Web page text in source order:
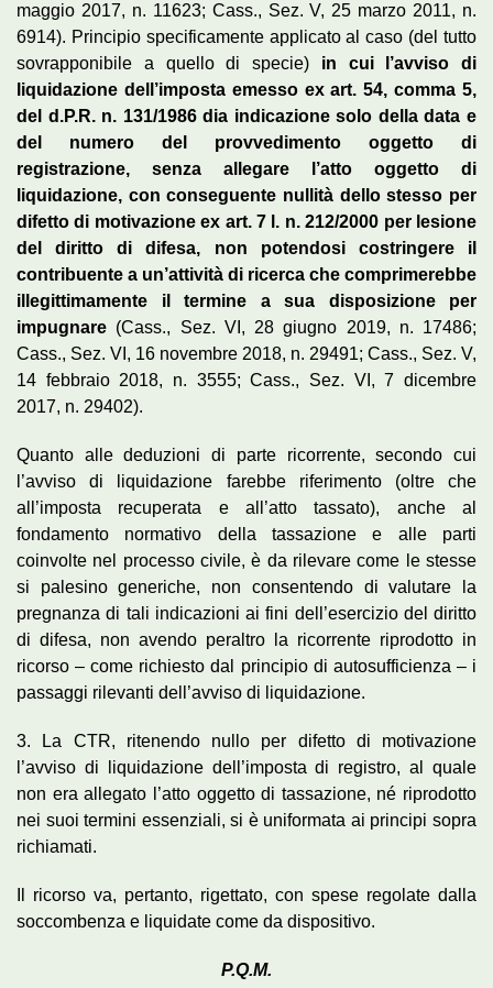
maggio 2017, n. 11623; Cass., Sez. V, 25 marzo 2011, n.
6914). Principio specificamente applicato al caso (del tutto
sovrapponibile a quello di specie) in cui l’avviso di
liquidazione dell’imposta emesso ex art. 54, comma 5,
del d.P.R. n. 131/1986 dia indicazione solo della data e
del numero del provvedimento oggetto di
registrazione, senza allegare l’atto oggetto di
liquidazione, con conseguente nullità dello stesso per
difetto di motivazione ex art. 7 l. n. 212/2000 per lesione
del diritto di difesa, non potendosi costringere il
contribuente a un’attività di ricerca che comprimerebbe
illegittimamente il termine a sua disposizione per
impugnare (Cass., Sez. VI, 28 giugno 2019, n. 17486;
Cass., Sez. VI, 16 novembre 2018, n. 29491; Cass., Sez. V,
14 febbraio 2018, n. 3555; Cass., Sez. VI, 7 dicembre
2017, n. 29402).
Quanto alle deduzioni di parte ricorrente, secondo cui
l’avviso di liquidazione farebbe riferimento (oltre che
all’imposta recuperata e all’atto tassato), anche al
fondamento normativo della tassazione e alle parti
coinvolte nel processo civile, è da rilevare come le stesse
si palesino generiche, non consentendo di valutare la
pregnanza di tali indicazioni ai fini dell’esercizio del diritto
di difesa, non avendo peraltro la ricorrente riprodotto in
ricorso – come richiesto dal principio di autosufficienza – i
passaggi rilevanti dell’avviso di liquidazione.
3. La CTR, ritenendo nullo per difetto di motivazione
l’avviso di liquidazione dell’imposta di registro, al quale
non era allegato l’atto oggetto di tassazione, né riprodotto
nei suoi termini essenziali, si è uniformata ai principi sopra
richiamati.
Il ricorso va, pertanto, rigettato, con spese regolate dalla
soccombenza e liquidate come da dispositivo.
P.Q.M.